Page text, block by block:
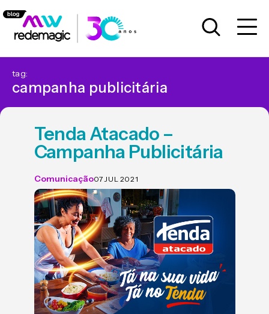
tag:
campanha publicitária
Tenda Atacado –
Campanha Publicitária
Comunicação07 JUL 2021